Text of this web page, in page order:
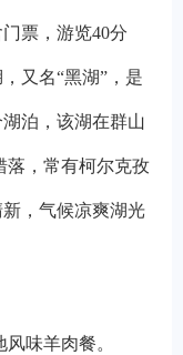
票，游览40分
又名“黑湖”，是
泊，该湖在群山
落，常有柯尔克孜
，气候凉爽湖光
味羊肉餐。